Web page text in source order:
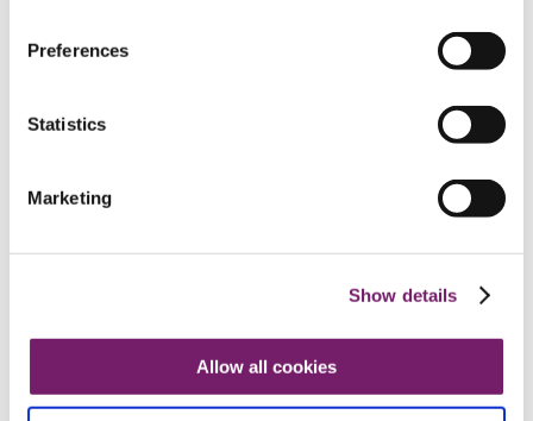
Preferences
Statistics
Marketing
Show details
Allow all cookies
Utbetalning företagsegna planer
Kontakt privat
Pensionsförmåner FTP 2
Din arbetsgivare avsätter premier till din tjänstepension. I